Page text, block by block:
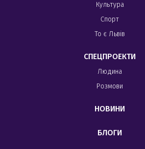
Культура
Спорт
То є Львів
СПЕЦПРОЕКТИ
Людина
Розмови
НОВИНИ
БЛОГИ